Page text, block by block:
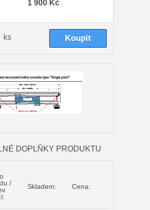
1 900 Kč
ks
DOPLŇKY PRODUKTU
/
Skladem: Cena: